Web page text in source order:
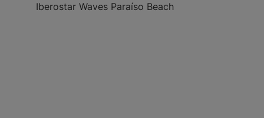
Iberostar Waves Paraíso Beach